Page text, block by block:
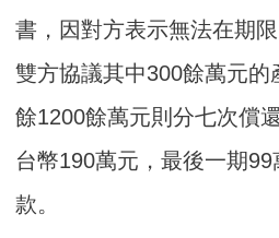
書，因對方表示無法在期
雙方協議其中300餘萬元
餘1200餘萬元則分七次償
台幣190萬元，最後一期
款。